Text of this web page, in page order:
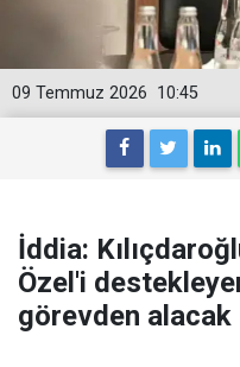
10:45
09 Temmuz 2026
İddia:
Özel'i
görevden alacak